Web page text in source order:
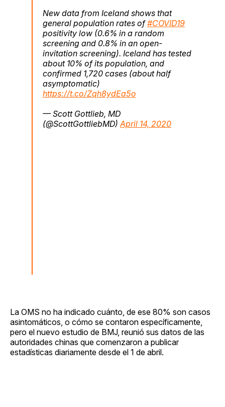
New data from Iceland shows that
general population rates of#COVID19
positivity low (0.6% in a random
screening and 0.8% in an open-
invitation screening). Iceland has tested
about 10% of its population, and
confirmed 1,720 cases (about half
asymptomatic)
https://t.co/Zqh8ydEa5o
— Scott Gottlieb, MD
(@ScottGottliebMD)April 14, 2020
La OMS no ha indicado cuánto, de ese 80% son casos
asintomáticos, o cómo se contaron específicamente,
pero el nuevo estudio de BMJ, reunió sus datos de las
autoridades chinas que comenzaron a publicar
estadísticas diariamente desde el 1 de abril.